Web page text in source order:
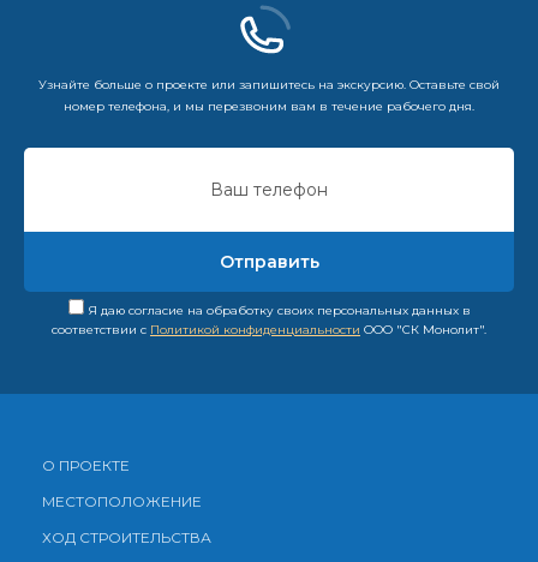
Узнайте больше о проекте или запишитесь на экскурсию. Оставьте свой
номер телефона, и мы перезвоним вам в течение рабочего дня.
Я даю согласие на обработку своих персональных данных в
соответствии с Политикой конфиденциальности ООО "СК Монолит".
О ПРОЕКТЕ
МЕСТОПОЛОЖЕНИЕ
ХОД СТРОИТЕЛЬСТВА